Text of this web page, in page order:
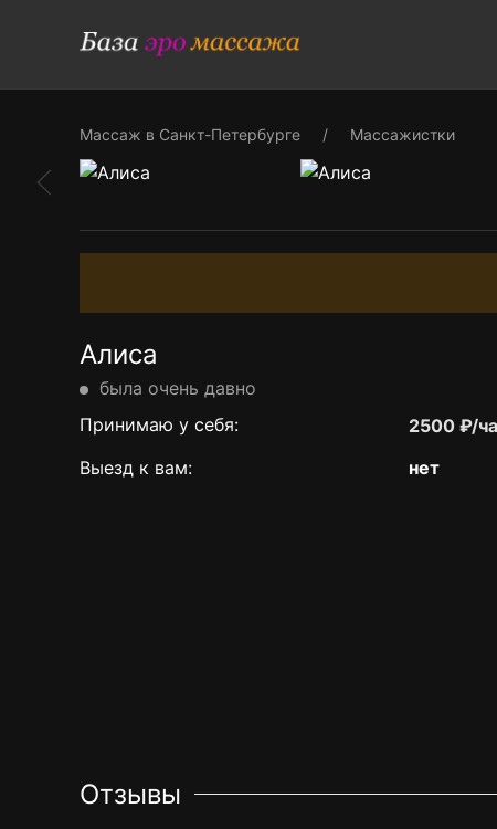
Массаж в Санкт-Петербурге Массажистки
Алиса
была очень давно
Принимаю у себя:
2500 ₽/
Выезд к вам:
нет
Отзывы